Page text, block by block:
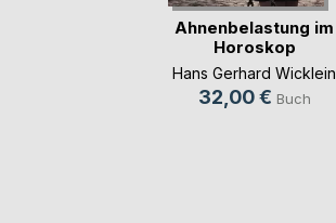
Ahnenbelastung im
Horoskop
Hans Gerhard Wicklein
32,00 € Buch